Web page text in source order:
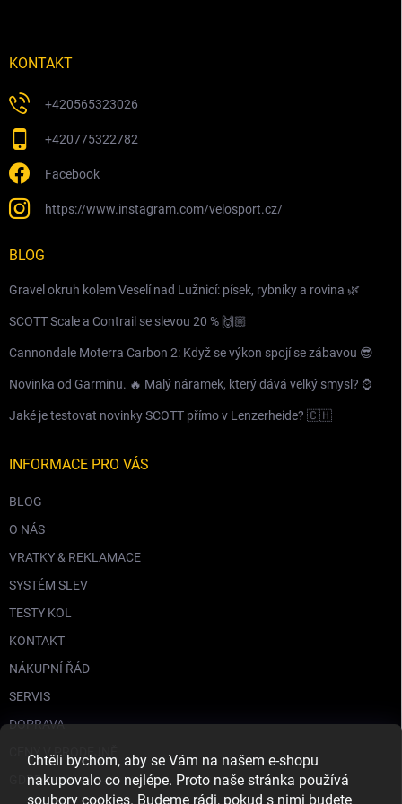
Chtěli bychom, aby se Vám na našem e-shopu
nakupovalo co nejlépe. Proto naše stránka používá
soubory cookies. Budeme rádi, pokud s nimi budete
KONTAKT
+420565323026
+420775322782
Facebook
https://www.instagram.com/velosport.cz/
BLOG
Gravel okruh kolem Veselí nad Lužnicí: písek, rybníky a rovina 🌿
SCOTT Scale a Contrail se slevou 20 % 🙌🏼
Cannondale Moterra Carbon 2: Když se výkon spojí se zábavou 😎
Novinka od Garminu. 🔥 Malý náramek, který dává velký smysl? ⌚️
Jaké je testovat novinky SCOTT přímo v Lenzerheide? 🇨🇭
INFORMACE PRO VÁS
BLOG
O NÁS
VRATKY & REKLAMACE
SYSTÉM SLEV
TESTY KOL
KONTAKT
NÁKUPNÍ ŘÁD
SERVIS
DOPRAVA
CENY V PRODEJNĚ
GDPR